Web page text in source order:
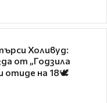
Холивуд:
от „Годзила
отиде на 18🕊️